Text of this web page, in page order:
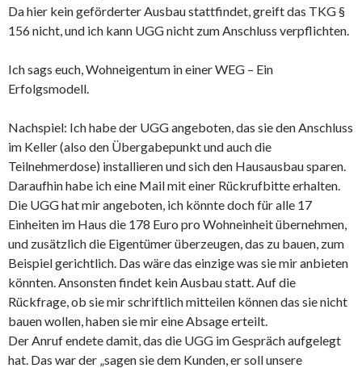
Da hier kein geförderter Ausbau stattfindet, greift das TKG §
156 nicht, und ich kann UGG nicht zum Anschluss verpflichten.
Ich sags euch, Wohneigentum in einer WEG – Ein
Erfolgsmodell.
Nachspiel: Ich habe der UGG angeboten, das sie den Anschluss
im Keller (also den Übergabepunkt und auch die
Teilnehmerdose) installieren und sich den Hausausbau sparen.
Daraufhin habe ich eine Mail mit einer Rückrufbitte erhalten.
Die UGG hat mir angeboten, ich könnte doch für alle 17
Einheiten im Haus die 178 Euro pro Wohneinheit übernehmen,
und zusätzlich die Eigentümer überzeugen, das zu bauen, zum
Beispiel gerichtlich. Das wäre das einzige was sie mir anbieten
könnten. Ansonsten findet kein Ausbau statt. Auf die
Rückfrage, ob sie mir schriftlich mitteilen können das sie nicht
bauen wollen, haben sie mir eine Absage erteilt.
Der Anruf endete damit, das die UGG im Gespräch aufgelegt
hat. Das war der „sagen sie dem Kunden, er soll unsere